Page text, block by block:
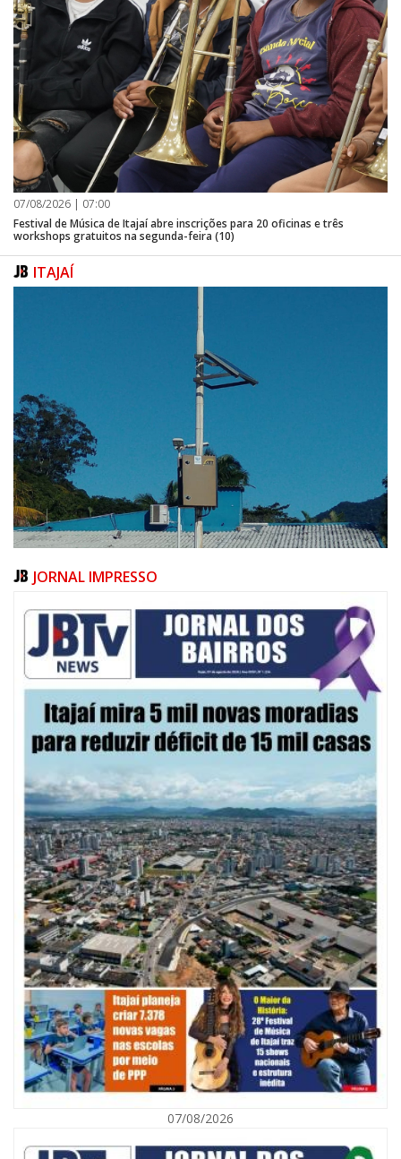
07/08/2026 | 07:00
Festival de Música de Itajaí abre inscrições para 20 oficinas e três
workshops gratuitos na segunda-feira (10)
ITAJAÍ
07/08/2026 | 10:15
Defesa Civil de Itajaí e Univali ampliam monitoramento das marés com
novo marégrafo
NAVEGANTES
JORNAL IMPRESSO
07/08/2026